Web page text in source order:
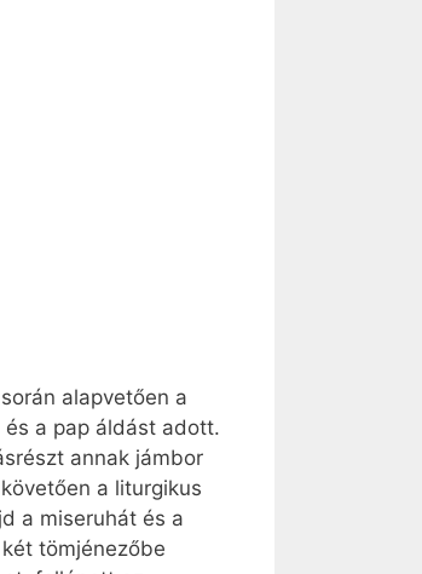
alapvetően a
a pap áldást adott.
annak jámbor
a liturgikus
a miseruhát és a
tömjénezőbe